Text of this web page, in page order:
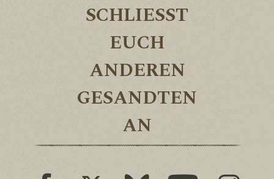
SCHLIESST E
UCH A
NDEREN G
ESANDTEN A
N